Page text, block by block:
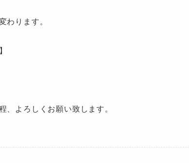
わります。
、よろしくお願い致します。